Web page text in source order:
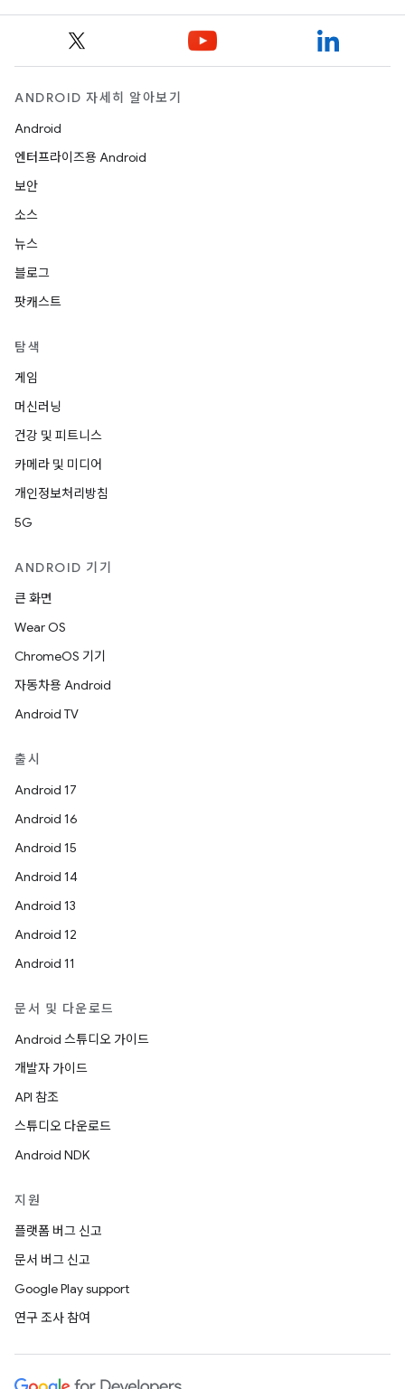
ANDROID 자세히 알아보기
Android
엔터프라이즈용 Android
보안
소스
뉴스
블로그
팟캐스트
탐색
게임
머신러닝
건강 및 피트니스
카메라 및 미디어
개인정보처리방침
5G
ANDROID 기기
큰 화면
Wear OS
ChromeOS 기기
자동차용 Android
Android TV
출시
Android 17
Android 16
Android 15
Android 14
Android 13
Android 12
Android 11
문서 및 다운로드
Android 스튜디오 가이드
개발자 가이드
API 참조
스튜디오 다운로드
Android NDK
지원
플랫폼 버그 신고
문서 버그 신고
Google Play support
연구 조사 참여